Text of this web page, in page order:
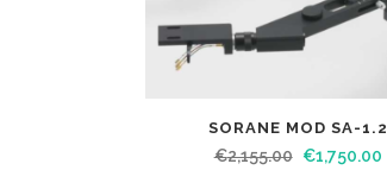
SORANE MOD SA-1.2
€2,155.00 €1,750.00